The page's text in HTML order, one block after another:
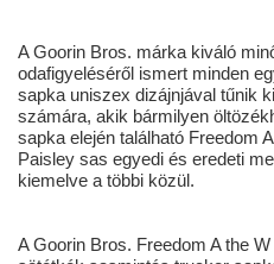
A Goorin Bros. márka kiváló
odafigyeléséről ismert minden
sapka uniszex dizájnjával tűnik
számára, akik bármilyen
sapka elején található Freedom
Paisley sas egyedi és eredeti
kiemelve a többi közül.
A Goorin Bros. Freedom A the